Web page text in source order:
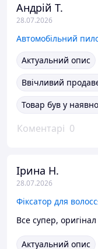
Андрій Т.
28.07.2026
Автомобільний
Актуальний опис
Ввічливий
Товар був у
Коментарі 0
Ірина Н.
28.07.2026
Все супер, оригінал
Актуальний опис